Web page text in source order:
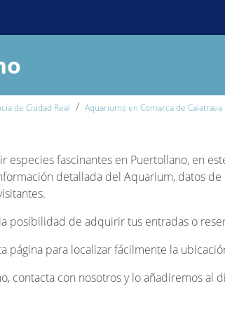
de Ciudad Real Aquariums en Comarca de Calatrava
fascinantes en Puertollano, en
detallada del Aquarium, datos
posibilidad de adquirir tus entradas o
página para localizar fácilmente la
contacta con nosotros y lo añadiremos al